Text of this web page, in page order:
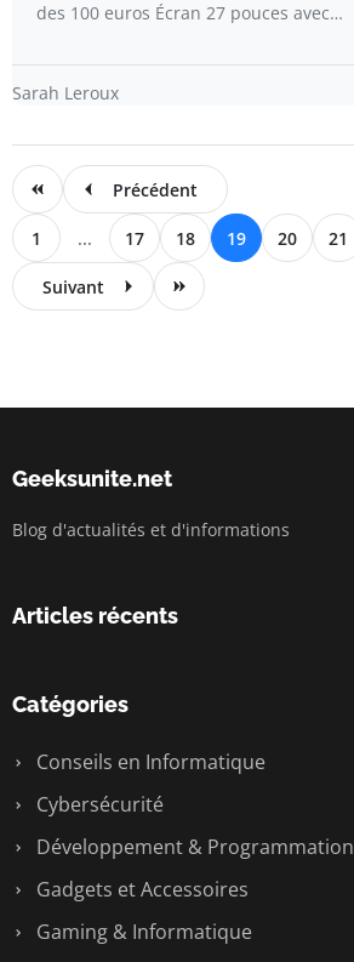
des 100 euros Écran 27 pouces avec…
Sarah Leroux
Précédent
1 ... 17 18 19 20 21
Suivant
Geeksunite.net
Blog d'actualités et d'informations
Articles récents
Catégories
Conseils en Informatique
Cybersécurité
Développement & Programmation
Gadgets et Accessoires
Gaming & Informatique